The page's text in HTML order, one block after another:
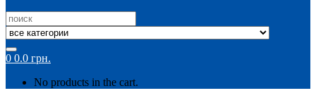
Search
for:
0 0.0 грн.
No products in the cart.